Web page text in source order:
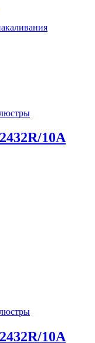
10A
10A